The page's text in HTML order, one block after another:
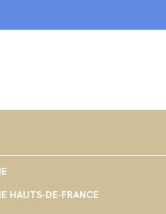
HAUTS-DE-FRANCE